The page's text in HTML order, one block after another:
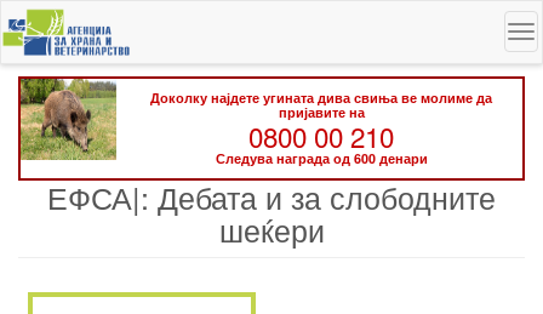
Skip
to
main
content
Доколку најдете угината дива свиња ве молиме да
пријавите на
0800 00 210
Следува награда од 600 денари
ЕФСА|: Дебата и за слободните
шеќери